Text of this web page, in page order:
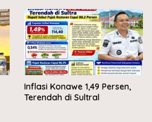
Inflasi Konawe 1,49 Persen,
Terendah di Sultral